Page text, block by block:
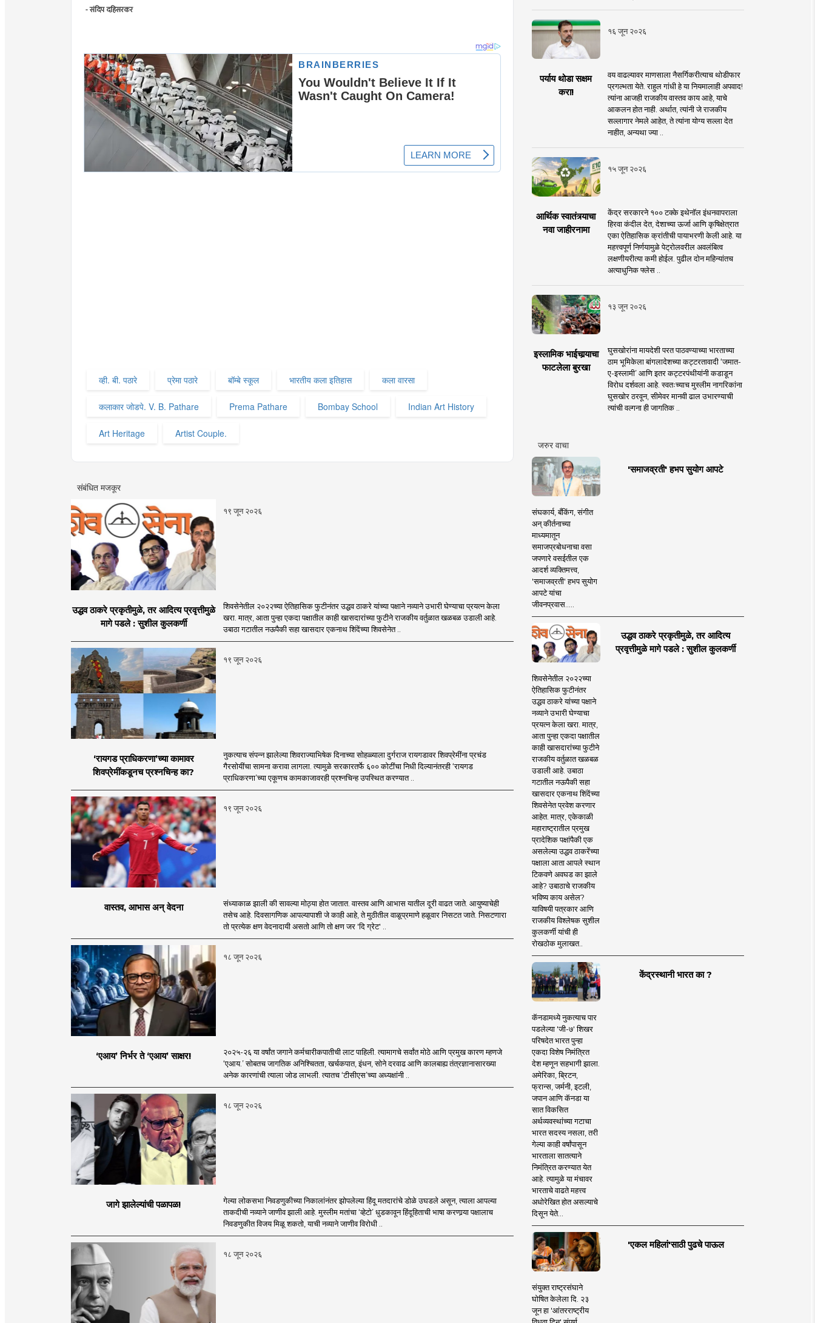
- संदिप दहिसरकर
व्ही. बी. पठारे प्रेमा पठारे बॉम्बे स्कूल भारतीय कला इतिहास कला वारसा
कलाकार जोडपे. V. B. Pathare Prema Pathare Bombay School Indian Art History
Art Heritage Artist Couple.
संबंधित मजकूर
१९ जून २०२६
उद्धव ठाकरे प्रकृतीमुळे, तर आदित्य प्रवृत्तीमुळे
मागे पडले : सुशील कुलकर्णी
शिवसेनेतील २०२२च्या ऐतिहासिक फुटीनंतर उद्धव ठाकरे यांच्या पक्षाने नव्याने उभारी घेण्याचा प्रयत्न केला
खरा. मात्र, आता पुन्हा एकदा पक्षातील काही खासदारांच्या फुटीने राजकीय वर्तुळात खळबळ उडाली आहे.
उबाठा गटातील नऊपैकी सहा खासदार एकनाथ शिंदेंच्या शिवसेनेत ..
१९ जून २०२६
‘रायगड प्राधिकरणा’च्या कामावर
शिवप्रेमींकडूनच प्रश्नचिन्ह का?
नुकत्याच संपन्न झालेल्या शिवराज्याभिषेक दिनाच्या सोहळ्याला दुर्गराज रायगडावर शिवप्रेमींना प्रचंड
गैरसोयींचा सामना करावा लागला. त्यामुळे सरकारतर्फे ६०० कोटींचा निधी दिल्यानंतरही ‘रायगड
प्राधिकरणा’च्या एकूणच कामकाजावरही प्रश्नचिन्ह उपस्थित करण्यात ..
१९ जून २०२६
वास्तव, आभास अन् वेदना
संध्याकाळ झाली की सावल्या मोठ्या होत जातात. वास्तव आणि आभास यातील दूरी वाढत जाते. आयुष्याचेही
तसेच आहे. दिवसागणिक आपल्यापाशी जे काही आहे, ते मुठीतील वाळूप्रमाणे हळूवार निसटत जाते. निसटणारा
तो प्रत्येक क्षण वेदनादायी असतो आणि तो क्षण जर 'दि ग्रेट' ..
१८ जून २०२६
‘एआय’ निर्भर ते ‘एआय’ साक्षर!
२०२५-२६ या वर्षांत जगाने कर्मचारीकपातीची लाट पाहिली. त्यामागचे सर्वांत मोठे आणि प्रमुख कारण म्हणजे
‘एआय.’ सोबतच जागतिक अनिश्चितता, खर्चकपात, इंधन, सोने दरवाढ आणि कालबाह्य तंत्रज्ञानासारख्या
अनेक कारणांची त्याला जोड लाभली. त्यातच ‘टीसीएस’च्या अध्यक्षांनी ..
१८ जून २०२६
जागे झालेल्यांची पळापळ!
गेल्या लोकसभा निवडणुकीच्या निकालांनंतर झोपलेल्या हिंदू मतदारांचे डोळे उघडले असून, त्याला आपल्या
ताकदीची नव्याने जाणीव झाली आहे. मुस्लीम मतांचा ‘व्हेटो’ धुडकावून हिंदूहिताची भाषा करणार्‍या पक्षालाच
निवडणुकीत विजय मिळू शकतो, याची नव्याने जाणीव विरोधी ..
१८ जून २०२६
१६ जून २०२६
पर्याय थोडा सक्षम
करा!
वय वाढल्यावर माणसाला नैसर्गिकरीत्याच थोडीफार
प्रगल्भता येते. राहुल गांधी हे या नियमालाही अपवाद!
त्यांना आजही राजकीय वास्तव काय आहे, याचे
आकलन होत नाही. अर्थात, त्यांनी जे राजकीय
सल्लागार नेमले आहेत, ते त्यांना योग्य सल्ला देत
नाहीत, अन्यथा ज्या ..
१५ जून २०२६
आर्थिक स्वातंत्र्याचा
नवा जाहीरनामा
केंद्र सरकारने १०० टक्के इथेनॉल इंधनवापराला
हिरवा कंदील देत, देशाच्या ऊर्जा आणि कृषिक्षेत्रात
एका ऐतिहासिक क्रांतीची पायाभरणी केली आहे. या
महत्त्वपूर्ण निर्णयामुळे पेट्रोलवरील अवलंबित्व
लक्षणीयरीत्या कमी होईल. पुढील दोन महिन्यांतच
अत्याधुनिक फ्लेस ..
१३ जून २०२६
इस्लामिक भाईचार्‍याचा
फाटलेला बुरखा
घुसखोरांना मायदेशी परत पाठवण्याच्या भारताच्या
ठाम भूमिकेला बांगलादेशच्या कट्टरतावादी ‘जमात-
ए-इस्लामी’ आणि इतर कट्टरपंथीयांनी कडाडून
विरोध दर्शवला आहे. स्वतःच्याच मुस्लीम नागरिकांना
घुसखोर ठरवून, सीमेवर मानवी ढाल उभारण्याची
त्यांची वल्गना ही जागतिक ..
जरुर वाचा
'समाजव्रती' हभप सुयोग आपटे
संघकार्य, बँकिंग, संगीत
अन् कीर्तनाच्या
माध्यमातून
समाजप्रबोधनाचा वसा
जपणारे वसईतील एक
आदर्श व्यक्तिमत्त्व,
'समाजव्रती' हभप सुयोग
आपटे यांचा
जीवनप्रवास.....
उद्धव ठाकरे प्रकृतीमुळे, तर आदित्य
प्रवृत्तीमुळे मागे पडले : सुशील कुलकर्णी
शिवसेनेतील २०२२च्या
ऐतिहासिक फुटीनंतर
उद्धव ठाकरे यांच्या पक्षाने
नव्याने उभारी घेण्याचा
प्रयत्न केला खरा. मात्र,
आता पुन्हा एकदा पक्षातील
काही खासदारांच्या फुटीने
राजकीय वर्तुळात खळबळ
उडाली आहे. उबाठा
गटातील नऊपैकी सहा
खासदार एकनाथ शिंदेंच्या
शिवसेनेत प्रवेश करणार
आहेत. मात्र, एकेकाळी
महाराष्ट्रातील प्रमुख
प्रादेशिक पक्षांपैकी एक
असलेल्या उद्धव ठाकरेंच्या
पक्षाला आता आपले स्थान
टिकवणे अवघड का झाले
आहे? उबाठाचे राजकीय
भविष्य काय असेल?
याविषयी पत्रकार आणि
राजकीय विश्लेषक सुशील
कुलकर्णी यांची ही
रोखठोक मुलाखत..
केंद्रस्थानी भारत का ?
कॅनडामध्ये नुकत्याच पार
पडलेल्या 'जी-७' शिखर
परिषदेत भारत पुन्हा
एकदा विशेष निमंत्रित
देश म्हणून सहभागी झाला.
अमेरिका, ब्रिटन,
फ्रान्स, जर्मनी, इटली,
जपान आणि कॅनडा या
सात विकसित
अर्थव्यवस्थांच्या गटाचा
भारत सदस्य नसला, तरी
गेल्या काही वर्षांपासून
भारताला सातत्याने
निमंत्रित करण्यात येत
आहे. त्यामुळे या मंचावर
भारताचे वाढते महत्त्व
अधोरेखित होत असल्याचे
दिसून येते...
'एकल महिलां'साठी पुढचे पाऊल
संयुक्त राष्ट्रसंघाने
घोषित केलेला दि. २३
जून हा 'आंतरराष्ट्रीय